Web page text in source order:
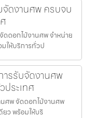
ดงานศพ ครบจบ
ดอกไม้งานศพ จำหน่าย
ให้บริการทั่วป
รรับจัดงานศพ
ประเทศ
ศพ จัดดอกไม้งานศพ
ยว พร้อมให้บริ